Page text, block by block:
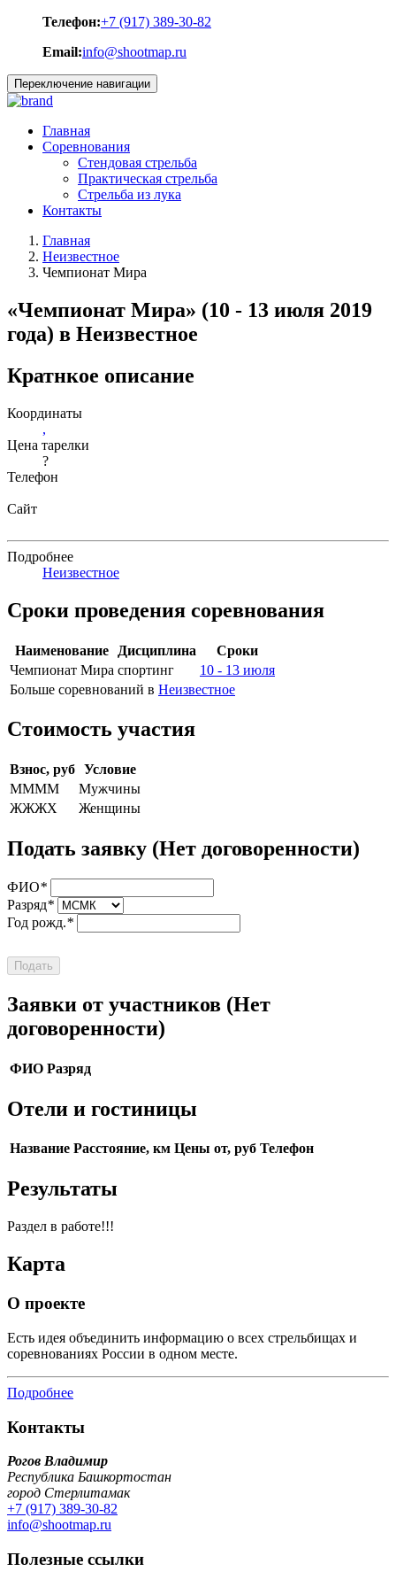
Телефон:+7 (917) 389-30-82
Email:info@shootmap.ru
Переключение навигации
Главная
Соревнования
Стендовая стрельба
Практическая стрельба
Стрельба из лука
Контакты
Главная
Неизвестное
Чемпионат Мира
«Чемпионат Мира» (10 - 13 июля 2019
года) в Неизвестное
Кратнкое описание
Координаты
,
Цена тарелки
?
Телефон
Сайт
Подробнее
Неизвестное
Сроки проведения соревнования
Наименование Дисциплина
Сроки
Чемпионат Мира спортинг
10 - 13 июля
Больше соревнований в Неизвестное
Стоимость участия
Взнос, руб Условие
ММММ
Мужчины
ЖЖЖХ
Женщины
Подать заявку (Нет договоренности)
ФИО*
Разряд*
Год рожд.*
Подать
Заявки от участников (Нет
договоренности)
ФИО Разряд
Отели и гостиницы
Название Расстояние, км Цены от, руб Телефон
Результаты
Раздел в работе!!!
Карта
О проекте
Есть идея объединить информацию о всех стрельбищах и
соревнованиях России в одном месте.
Подробнее
Контакты
Рогов Владимир
Республика Башкортостан
город Стерлитамак
+7 (917) 389-30-82
info@shootmap.ru
Полезные ссылки